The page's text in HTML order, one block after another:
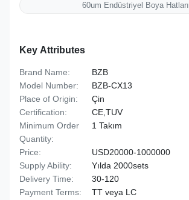
60um Endüstriyel Boya Hatları
Key Attributes
Brand Name:
BZB
Model Number:
BZB-CX13
Place of Origin:
Çin
Certification:
CE,TUV
Minimum Order
Quantity:
1 Takım
Price:
USD20000-1000000
Supply Ability:
Yılda 2000sets
Delivery Time:
30-120
Payment Terms:
TT veya LC